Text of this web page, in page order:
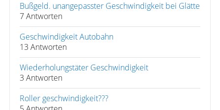
Bußgeld. unangepasster Geschwindigkeit bei Glätte
7 Antworten
Geschwindigkeit Autobahn
13 Antworten
Wiederholungstäter Geschwindigkeit
3 Antworten
Roller geschwindigkeit???